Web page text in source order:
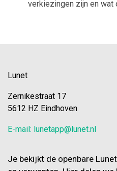
verkiezingen zijn en wat
Lunet
Zernikestraat 17
5612 HZ Eindhoven
E-mail: lunetapp@lunet.nl
Je bekijkt de openbare